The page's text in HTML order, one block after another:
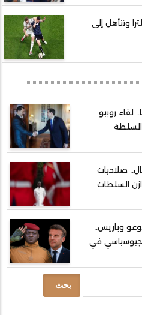
وتتأهل إلى
لقاء روبيو
السلطة
صلاحيات
السلطات
وباريس..
في